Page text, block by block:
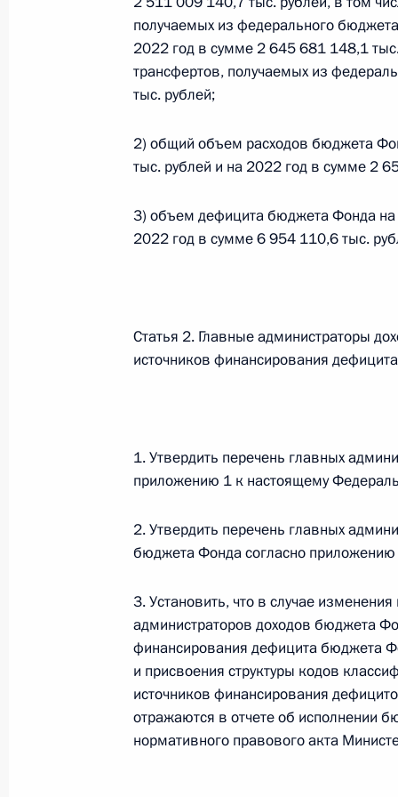
26 июля 2026 года
Федеральный закон от
О внесении изменения в статью 2
и добровольчестве (волонтерстве)»
О внесении изменений в статью 13–2
и признании утратившим силу пункта 1
26 июля 2026 года
Федеральный закон от
О внесении изменения в статью 10
26 июля 2026 года
Федеральный закон от
получаемых из федерального
2022 год в сумме 2 645 681 148,1
трансфертов, получаемых из
тыс. рублей;
2) общий объем расходов бюджета
тыс. рублей и на 2022 год в сумме 2
3) объем дефицита бюджета Фонда
2022 год в сумме 6 954 110,6 тыс.
Статья 2. Главные администраторы
источников финансирования
1. Утвердить перечень главных
приложению 1 к настоящему
2. Утвердить перечень главных
бюджета Фонда согласно
3. Установить, что в случае
администраторов доходов бюджета
финансирования дефицита бюджета
и присвоения структуры кодов
источников финансирования
отражаются в отчете об исполнении
нормативного правового акта